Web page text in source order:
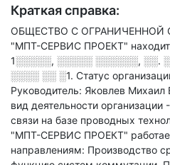
Краткая справка:
ОБЩЕСТВО С ОГРАНИЧЕННОЙ
"МПТ-СЕРВИС ПРОЕКТ"
1░░░░░, ░░░░░ ░░░░░░, ░░.
░░░░ ░░ ░1. Статус
Руководитель: Яковлев
вид деятельности организации
связи на базе проводных
"МПТ-СЕРВИС ПРОЕКТ"
направлениям: Производство